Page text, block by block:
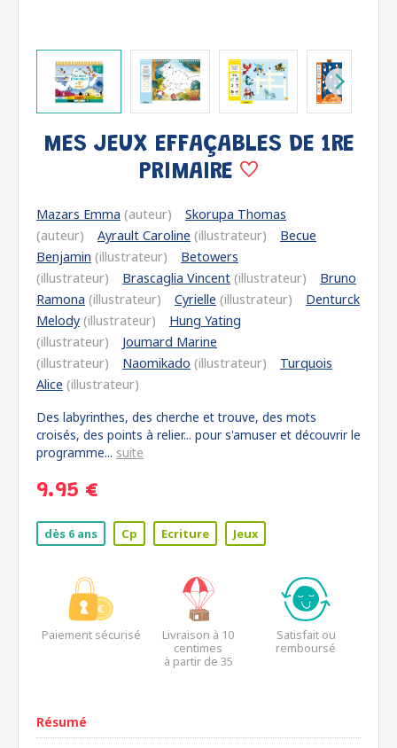
MES JEUX EFFAÇABLES DE 1RE
PRIMAIRE
Mazars Emma (auteur)
Skorupa Thomas
(auteur)
Ayrault Caroline (illustrateur)
Becue
Benjamin (illustrateur)
Betowers
(illustrateur)
Brascaglia Vincent (illustrateur)
Bruno
Ramona (illustrateur) Cyrielle (illustrateur)
Denturck
Melody (illustrateur)
Hung Yating
(illustrateur)
Joumard Marine
(illustrateur)
Naomikado (illustrateur)
Turquois
Alice (illustrateur)
Des labyrinthes, des cherche et trouve, des mots
croisés, des points à relier... pour s'amuser et découvrir le
programme... suite
9.95 €
dès 6 ans Cp Ecriture Jeux
Paiement sécurisé
Livraison à 10
centimes
à partir de 35
Satisfait ou
remboursé
Résumé